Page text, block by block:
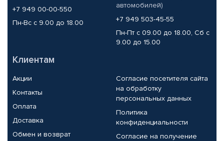
+7 949 00-00-550
Пн-Вс с 9.00 до 18.00
автомобилей)
+7 949 503-45-55
Пн-Пт с 09.00 до 18.00, Сб с
9.00 до 15.00
Клиентам
Акции
Контакты
Оплата
Доставка
Обмен и возврат
Согласие посетителя сайта
на обработку
персональных данных
Политика
конфиденциальности
Согласие на получение